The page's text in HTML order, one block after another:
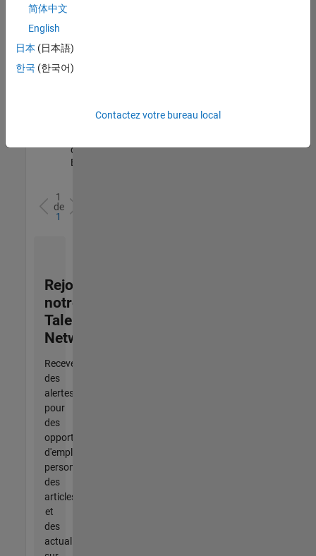
votre
région.
Senior Software Quality Engineer
Senior
Engineer
qualité |
Expérimenté(e)
1
de
1
Rejoignez
notre
Talent
Network
Recevez
des
alertes
pour
des
opportunités
d'emploi
personnalisées,
des
articles
et
des
actualités
简体中文
English
日本 (日本語)
한국 (한국어)
Contactez votre bureau local